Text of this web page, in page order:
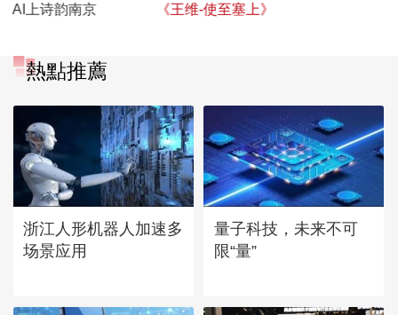
AI上诗韵南京
《王维-使至塞上》
熱點推薦
浙江人形机器人加速多
场景应用
量子科技，未来不可
限“量”